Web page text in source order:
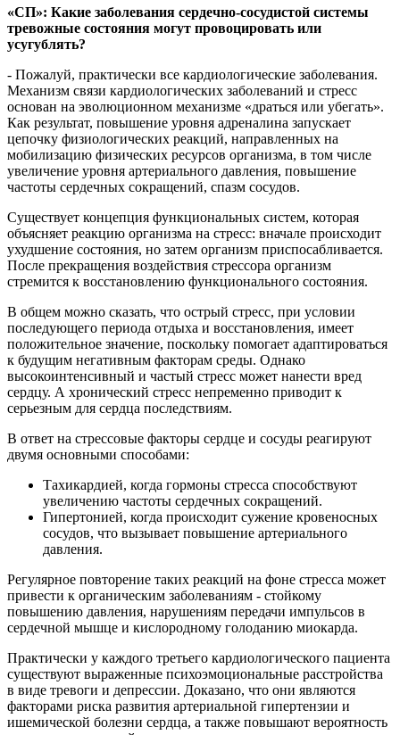
«СП»: Какие заболевания сердечно-сосудистой системы
тревожные состояния могут провоцировать или
усугублять?
- Пожалуй, практически все кардиологические заболевания.
Механизм связи кардиологических заболеваний и стресс
основан на эволюционном механизме «драться или убегать».
Как результат, повышение уровня адреналина запускает
цепочку физиологических реакций, направленных на
мобилизацию физических ресурсов организма, в том числе
увеличение уровня артериального давления, повышение
частоты сердечных сокращений, спазм сосудов.
Существует концепция функциональных систем, которая
объясняет реакцию организма на стресс: вначале происходит
ухудшение состояния, но затем организм приспосабливается.
После прекращения воздействия стрессора организм
стремится к восстановлению функционального состояния.
В общем можно сказать, что острый стресс, при условии
последующего периода отдыха и восстановления, имеет
положительное значение, поскольку помогает адаптироваться
к будущим негативным факторам среды. Однако
высокоинтенсивный и частый стресс может нанести вред
сердцу. А хронический стресс непременно приводит к
серьезным для сердца последствиям.
В ответ на стрессовые факторы сердце и сосуды реагируют
двумя основными способами:
Тахикардией, когда гормоны стресса способствуют
увеличению частоты сердечных сокращений.
Гипертонией, когда происходит сужение кровеносных
сосудов, что вызывает повышение артериального
давления.
Регулярное повторение таких реакций на фоне стресса может
привести к органическим заболеваниям - стойкому
повышению давления, нарушениям передачи импульсов в
сердечной мышце и кислородному голоданию миокарда.
Практически у каждого третьего кардиологического пациента
существуют выраженные психоэмоциональные расстройства
в виде тревоги и депрессии. Доказано, что они являются
факторами риска развития артериальной гипертензии и
ишемической болезни сердца, а также повышают вероятность